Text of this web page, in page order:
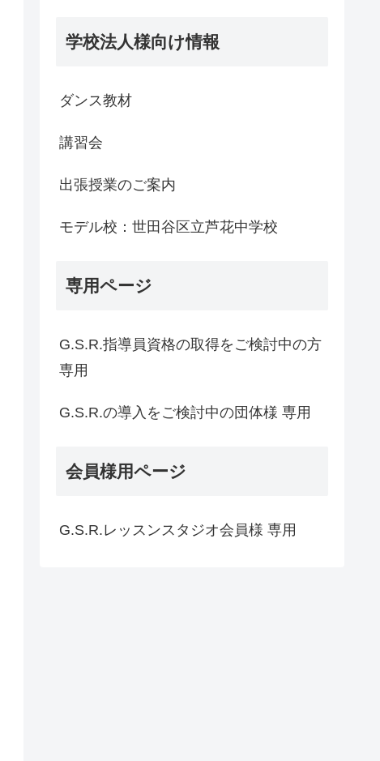
学校法人様向け情報
ダンス教材
講習会
出張授業のご案内
モデル校：世田谷区立芦花中学校
専用ページ
G.S.R.指導員資格の取得をご検討中の方
専用
G.S.R.の導入をご検討中の団体様 専用
会員様用ページ
G.S.R.レッスンスタジオ会員様 専用